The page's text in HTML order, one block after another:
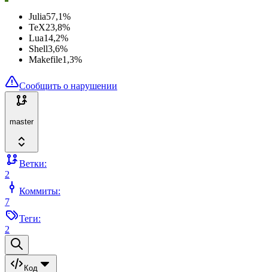
Julia57,1%
TeX23,8%
Lua14,2%
Shell3,6%
Makefile1,3%
Сообщить о нарушении
master
Ветки:
2
Коммиты:
7
Теги:
2
Код